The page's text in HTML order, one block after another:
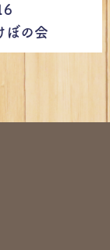
ぼの会